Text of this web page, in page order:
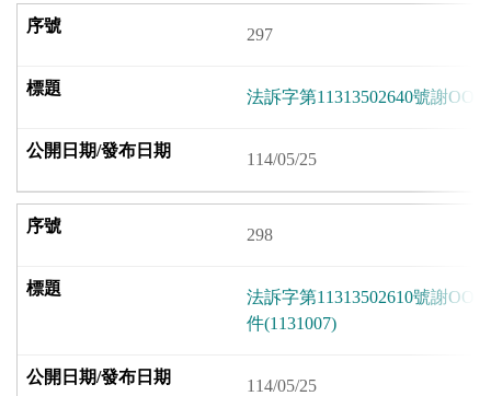
297
法訴字第11313502640號謝OO
114/05/25
298
法訴字第11313502610號謝OO
件(1131007)
114/05/25